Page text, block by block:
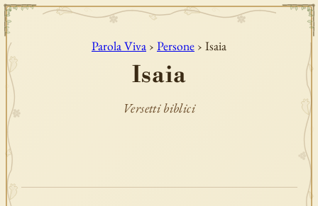
Parola Viva › Persone › Isaia
Isaia
Versetti biblici